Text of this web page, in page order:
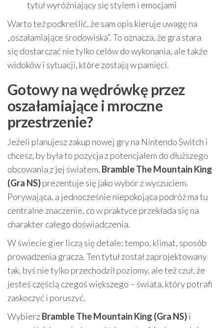
tytuł wyróżniający się stylem i emocjami
Warto też podkreślić, że sam opis kieruje uwagę na
„oszałamiające środowiska”. To oznacza, że gra stara
się dostarczać nie tylko celów do wykonania, ale także
widoków i sytuacji, które zostają w pamięci.
Gotowy na wędrówkę przez
oszałamiające i mroczne
przestrzenie?
Jeżeli planujesz zakup nowej gry na Nintendo Switch i
chcesz, by była to pozycja z potencjałem do dłuższego
obcowania z jej światem, Bramble The Mountain King
(Gra NS)prezentuje się jako wybór z wyczuciem.
Porywająca, a jednocześnie niepokojąca podróż ma tu
centralne znaczenie, co w praktyce przekłada się na
charakter całego doświadczenia.
W świecie gier liczą się detale: tempo, klimat, sposób
prowadzenia gracza. Ten tytuł został zaprojektowany
tak, byś nie tylko przechodził poziomy, ale też czuł, że
jesteś częścią czegoś większego – świata, który potrafi
zaskoczyć i poruszyć.
WybierzBramble The Mountain King (Gra NS)i